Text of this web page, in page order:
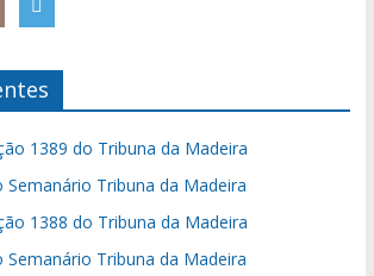
1389 do Tribuna da Madeira
Semanário Tribuna da Madeira
1388 do Tribuna da Madeira
Semanário Tribuna da Madeira